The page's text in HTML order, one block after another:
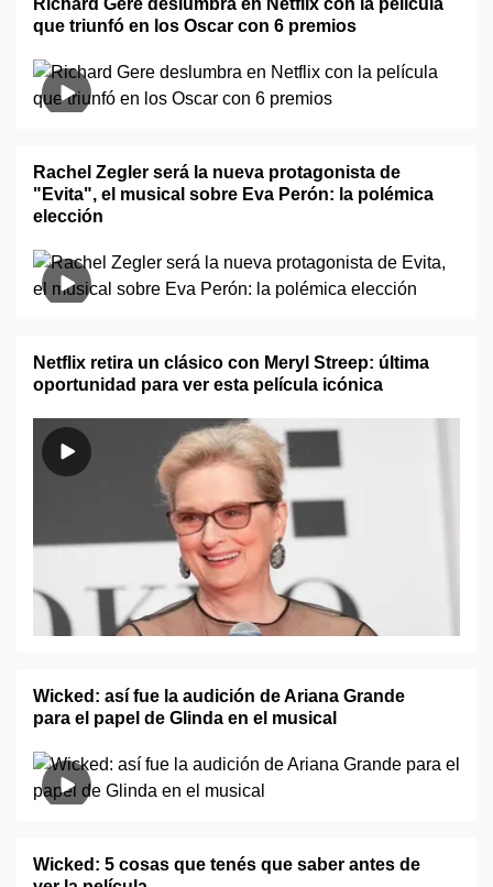
Richard Gere deslumbra en Netflix con la película
que triunfó en los Oscar con 6 premios
Rachel Zegler será la nueva protagonista de
"Evita", el musical sobre Eva Perón: la polémica
elección
Netflix retira un clásico con Meryl Streep: última
oportunidad para ver esta película icónica
Wicked: así fue la audición de Ariana Grande
para el papel de Glinda en el musical
Wicked: 5 cosas que tenés que saber antes de